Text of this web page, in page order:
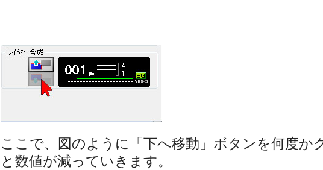
ここで、図のように「下へ移動」ボタンを何度か
と数値が減っていきます。